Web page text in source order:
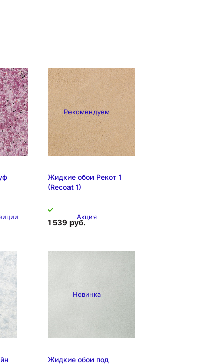
Рекомендуем
Акция
Жидкие обои Рекот 1
(Recoat 1)
1 539 руб.
Новинка
Жидкие обои под